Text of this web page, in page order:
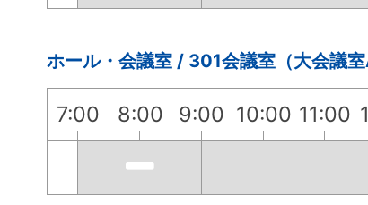
ホール・会議室 / 301会議室（大会議室
7:00 8:00 9:00 10:00 11:00